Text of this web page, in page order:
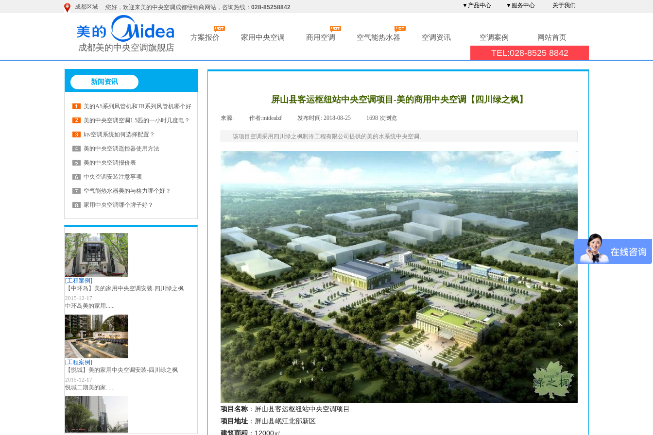
方案报价 家用中央空调 商用空调 空气能热水器 空调资讯 空调案例 网站首页
TEL:028-8525 8842
▼产品中心 ▼服务中心 关于我们
您好，欢迎来美的中央空调成都经销商网站，咨询热线： 028-85258842
成都区域
成都美的中央空调旗舰店
按钮文本
新闻资讯
屏山县客运枢纽站中央空调项目-美的商用中央空调【四川绿之枫】
来源: 作者:midealzf 发布时间: 2018-08-25 1698 次浏览
该项目空调采用四川绿之枫制冷工程有限公司提供的美的水系统中央空调。
项目名称 ： 屏山县客运枢纽站中央空调项目
项目地址 ： 屏山县岷江北部新区
建筑面积 ：12000㎡
美的A5系列风管机和TR系列风管机哪个好
些?
美的中央空调空调1.5匹的一小时几度电？
ktv空调系统如何选择配置？
美的中央空调遥控器使用方法
美的中央空调报价表
中央空调安装注意事项
空气能热水器美的与格力哪个好？
家用中央空调哪个牌子好？
[工程案例]
【中环岛】美的家用中央空调安装-四川绿之枫
2015-12-17
中环岛美的家用......
[工程案例]
【悦城】美的家用中央空调安装-四川绿之枫
2015-12-17
悦城二期美的家......